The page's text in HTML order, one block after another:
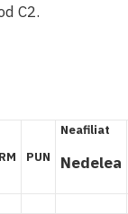
C2.
PUN
Neafiliat
Nedelea